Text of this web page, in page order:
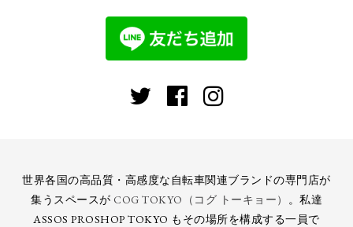
世界各国の高品質・高感度な自転車関連ブランドの専門店が
集うスペースが COG TOKYO（コグ トーキョー） 。私達
ASSOS PROSHOP TOKYO もその場所を構成する一員で